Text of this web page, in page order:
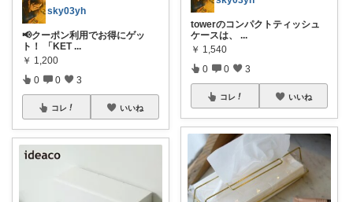
sky03yh
📢クーポン利用でお得にゲッ
ト！ 「KET ...
￥ 1,200
0 0 3
コレ いいね
towerのコンパクトティッシュ
ケースは、
...
￥ 1,540
0 0 3
コレ いいね